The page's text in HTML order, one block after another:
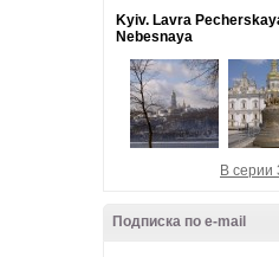
Kyiv. Lavra
Nebesnaya
В серии
Подписка по e-mail